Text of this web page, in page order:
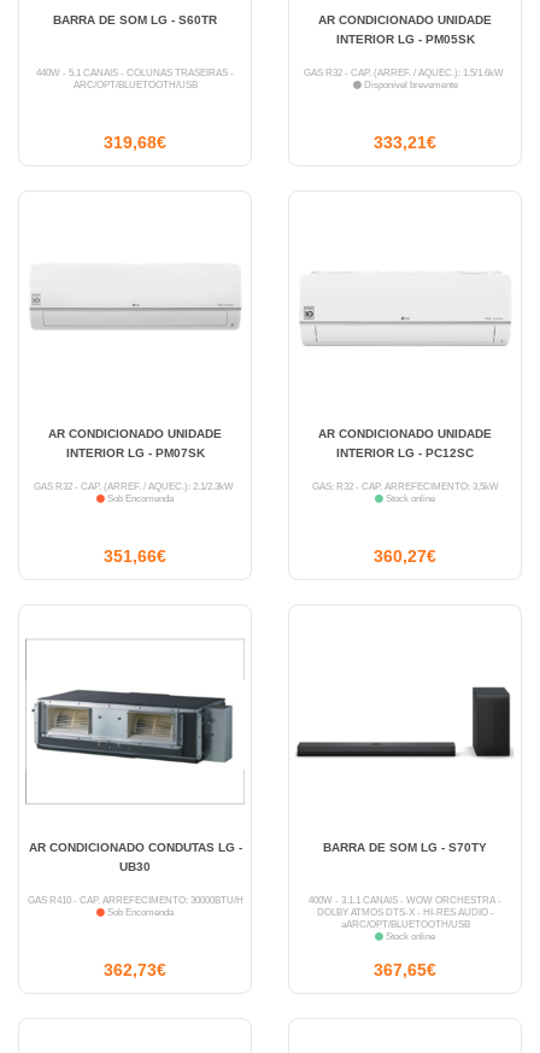
BARRA DE SOM LG - S60TR
440W - 5.1 CANAIS - COLUNAS TRASEIRAS -
ARC/OPT/BLUETOOTH/USB
319,68€
AR CONDICIONADO UNIDADE
INTERIOR LG - PM05SK
GÁS R32 - CAP. (ARREF. / AQUEC.): 1.5/1.6kW
Disponível brevemente
333,21€
AR CONDICIONADO UNIDADE
INTERIOR LG - PM07SK
GÁS R32 - CAP. (ARREF. / AQUEC.): 2.1/2.3kW
Sob Encomenda
351,66€
AR CONDICIONADO UNIDADE
INTERIOR LG - PC12SC
GÁS: R32 - CAP. ARREFECIMENTO: 3,5kW
Stock online
360,27€
AR CONDICIONADO CONDUTAS LG -
UB30
GÁS R410 - CAP. ARREFECIMENTO: 30000BTU/H
Sob Encomenda
362,73€
BARRA DE SOM LG - S70TY
400W - 3.1.1 CANAIS - WOW ORCHESTRA -
DOLBY ATMOS DTS-X - HI-RES AUDIO -
aARC/OPT/BLUETOOTH/USB
Stock online
367,65€